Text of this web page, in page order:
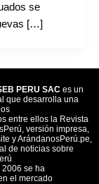
se
[…]
PERU SAC es un
que desarrolla una
entre ellos la Revista
versión impresa,
y ArándanosPerú.pe,
de noticias sobre
2006 se ha
el mercado